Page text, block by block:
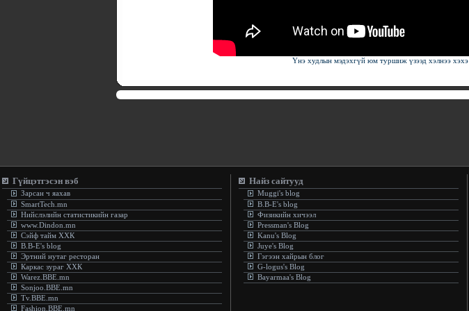
Үнэ худлын мэдэхгүй юм туршиж үзээд хэлнээ хэхэ
Гүйцэтгэсэн вэб
Зарсан ч яахав
SmartTech.mn
Нийслэлийн статистикийн газар
www.Dindon.mn
Сэйф тайм ХХК
B.B-E's blog
Эртний нутаг ресторан
Каркас зураг ХХК
Warez.BBE.mn
Sonjoo.BBE.mn
Tv.BBE.mn
Fashion.BBE.mn
Найз сайтууд
Muggi's blog
B.B-E's blog
Физикийн хичээл
Pressman's Blog
Kanu's Blog
Juye's Blog
Гэгээн хайрын блог
G-logus's Blog
Bayarmaa's Blog